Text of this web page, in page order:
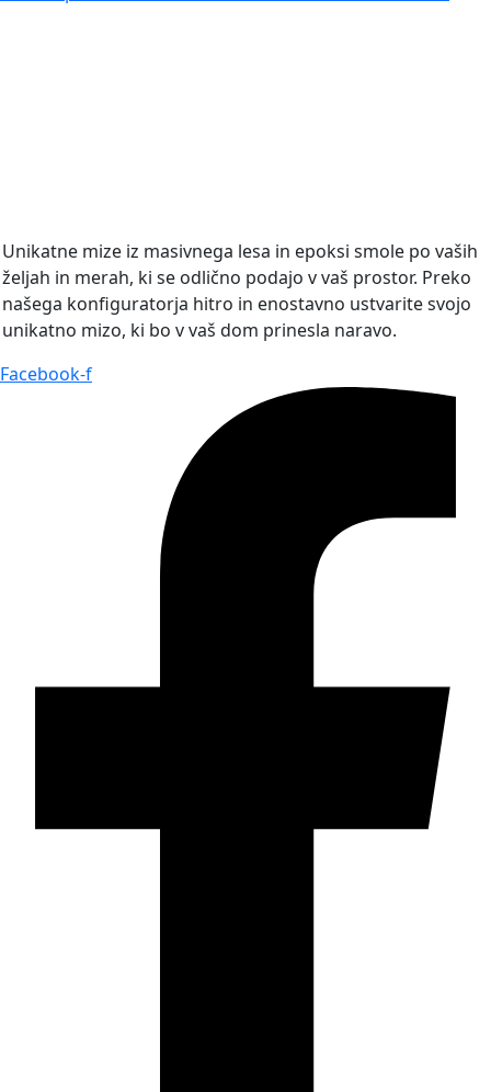
Unikatne mize iz masivnega lesa in epoksi smole po vaših
željah in merah, ki se odlično podajo v vaš prostor. Preko
našega konfiguratorja hitro in enostavno ustvarite svojo
unikatno mizo, ki bo v vaš dom prinesla naravo.
Facebook-f